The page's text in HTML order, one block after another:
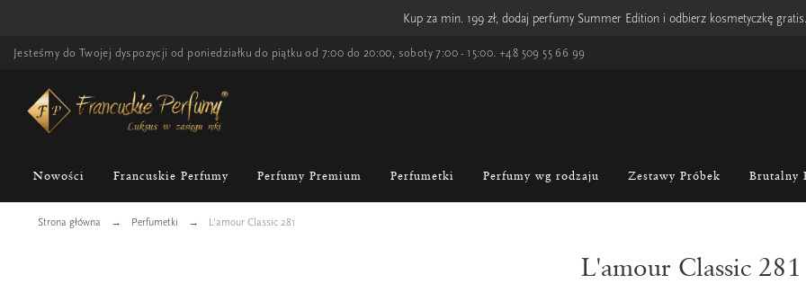
Kup za min. 199 zł, dodaj perfumy Summer Edition i odbierz kosmetyczkę gratis.
Jesteśmy do Twojej dyspozycji od poniedziałku do piątku od 7:00 do 20:00, soboty 7:00 - 15:00. +48 509 55 66 99
Nowości Francuskie Perfumy Perfumy Premium Perfumetki Perfumy wg rodzaju Zestawy Próbek Brutalny
Strona główna Perfumetki L'amour Classic 281
L'amour Classic 281